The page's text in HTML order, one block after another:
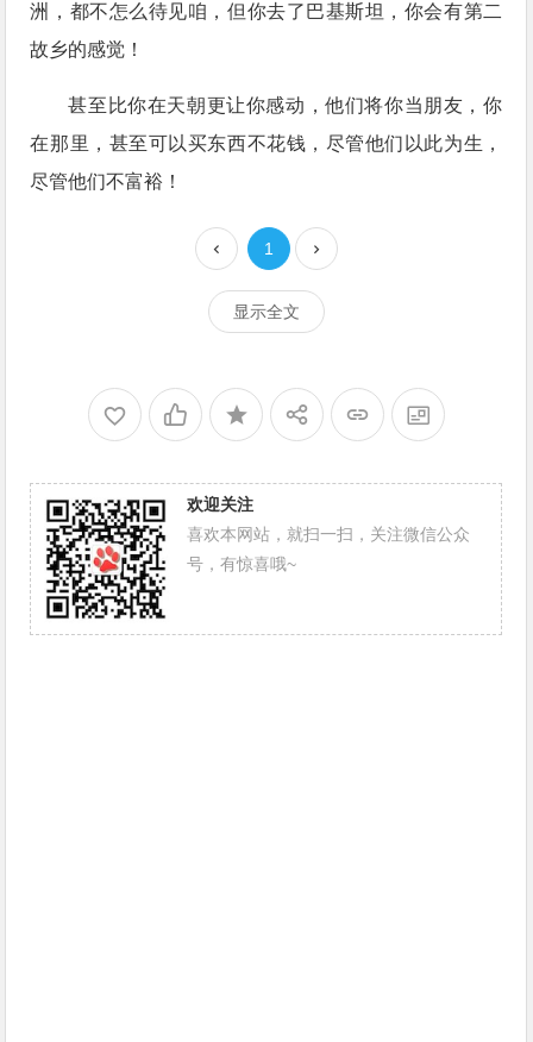
洲，都不怎么待见咱，但你去了巴基斯坦，你会有第二
故乡的感觉！
甚至比你在天朝更让你感动，他们将你当朋友，你
在那里，甚至可以买东西不花钱，尽管他们以此为生，
尽管他们不富裕！
1
显示全文
欢迎关注
喜欢本网站，就扫一扫，关注微信公众
号，有惊喜哦~